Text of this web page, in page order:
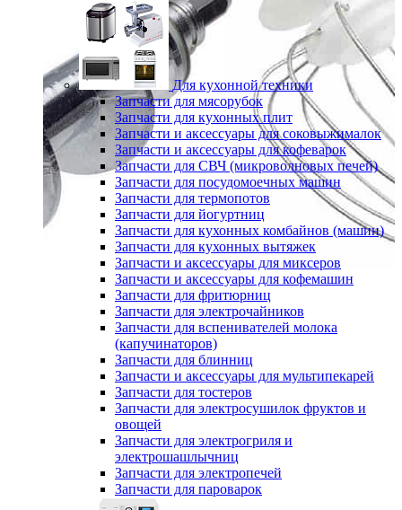
Для кухонной техники
Запчасти для мясорубок
Запчасти для кухонных плит
Запчасти и аксессуары для соковыжималок
Запчасти и аксессуары для кофеварок
Запчасти для СВЧ (микроволновых печей)
Запчасти для посудомоечных машин
Запчасти для термопотов
Запчасти для йогуртниц
Запчасти для кухонных комбайнов (машин)
Запчасти для кухонных вытяжек
Запчасти и аксессуары для миксеров
Запчасти и аксессуары для кофемашин
Запчасти для фритюрниц
Запчасти для электрочайников
Запчасти для вспенивателей молока
(капучинаторов)
Запчасти для блинниц
Запчасти и аксессуары для мультипекарей
Запчасти для тостеров
Запчасти для электросушилок фруктов и
овощей
Запчасти для электрогриля и
электрошашлычниц
Запчасти для электропечей
Запчасти для пароварок